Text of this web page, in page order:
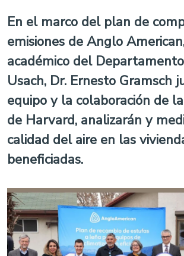
En el marco del plan de
emisiones de Anglo
académico del
Usach, Dr. Ernesto Gramsch
equipo y la colaboración de
de Harvard, analizarán y
calidad del aire en las
beneficiadas.